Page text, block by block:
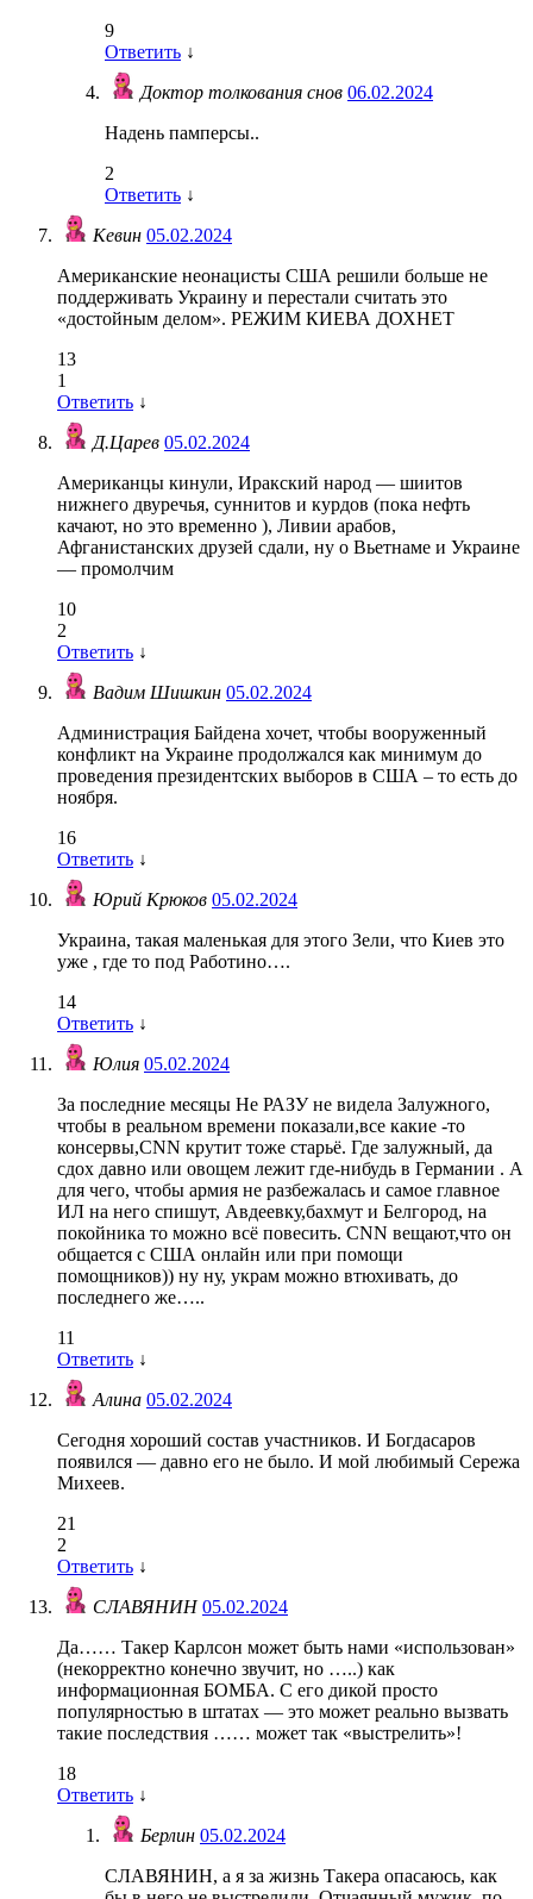
9
Ответить ↓
Доктор толкования снов 06.02.2024
Надень памперсы..
2
Ответить ↓
Кевин 05.02.2024
​Американские неонацисты США решили больше не
поддерживать Украину и перестали считать это
«достойным делом». РЕЖИМ КИЕВА ДОХНЕТ
13
1
Ответить ↓
Д.Царев 05.02.2024
Американцы кинули, Иракский народ — шиитов
нижнего двуречья, суннитов и курдов (пока нефть
качают, но это временно ), Ливии арабов,
Афганистанских друзей сдали, ну о Вьетнаме и Украине
— промолчим
10
2
Ответить ↓
Вадим Шишкин 05.02.2024
​Администрация Байдена хочет, чтобы вооруженный
конфликт на Украине продолжался как минимум до
проведения президентских выборов в США – то есть до
ноября.
16
Ответить ↓
Юрий Крюков 05.02.2024
Украина, такая маленькая для этого Зели, что Киев это
уже , где то под Работино….
14
Ответить ↓
Юлия 05.02.2024
За последние месяцы Не РАЗУ не видела Залужного,
чтобы в реальном времени показали,все какие -то
консервы,CNN крутит тоже старьё. Где залужный, да
сдох давно или овощем лежит где-нибудь в Германии . А
для чего, чтобы армия не разбежалась и самое главное
ИЛ на него спишут, Авдеевку,бахмут и Белгород, на
покойника то можно всё повесить. СNN вещают,что он
общается с США онлайн или при помощи
помощников)) ну ну, украм можно втюхивать, до
последнего же…..
11
Ответить ↓
Алина 05.02.2024
Сегодня хороший состав участников. И Богдасаров
появился — давно его не было. И мой любимый Сережа
Михеев.
21
2
Ответить ↓
СЛАВЯНИН05.02.2024
Да…… Такер Карлсон может быть нами «использован»
(некорректно конечно звучит, но …..) как
информационная БОМБА. С его дикой просто
популярностью в штатах — это может реально вызвать
такие последствия …… может так «выстрелить»!
18
Ответить ↓
Берлин 05.02.2024
СЛАВЯНИН, а я за жизнь Такера опасаюсь, как